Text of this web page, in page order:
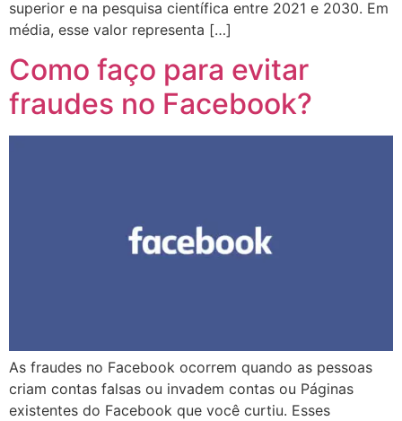
superior e na pesquisa científica entre 2021 e 2030. Em
média, esse valor representa […]
Como faço para evitar
fraudes no Facebook?
As fraudes no Facebook ocorrem quando as pessoas
criam contas falsas ou invadem contas ou Páginas
existentes do Facebook que você curtiu. Esses